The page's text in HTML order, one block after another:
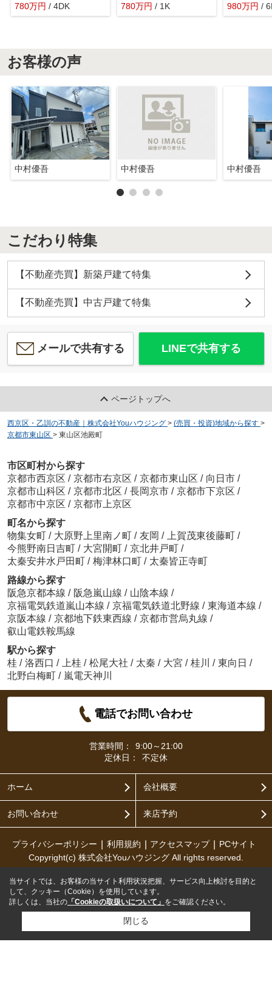
780万円 / 4DK
780万円 / 1K
980万円 /
お客様の声
中村優吾 中村優吾 中村優吾
こだわり特集
【不動産売買】新築戸建て特集
【不動産売買】中古戸建て特集
メールで共有する LINEで共有する
ページトップへ
西京区・乙訓の不動産｜株式会社Youハウジング > (売買・投資)地域から探す >
京都市東山区 > 東山区池殿町
市区町村から探す
京都市西京区 / 京都市右京区 / 京都市東山区 / 向日市 /
京都市山科区 / 京都市北区 / 長岡京市 / 京都市下京区 /
京都市中京区 / 京都市上京区
町名から探す
物集女町 / 大原野上里南ノ町 / 友岡 / 上賀茂東後藤町 /
今熊野南日吉町 / 大宮開町 / 京北井戸町 /
太秦安井水戸田町 / 梅津林口町 / 太秦皆正寺町
路線から探す
阪急京都本線 / 阪急嵐山線 / 山陰本線 /
京福電気鉄道嵐山本線 / 京福電気鉄道北野線 / 東海道本線 /
京阪本線 / 京都地下鉄東西線 / 京都市営烏丸線 /
叡山電鉄鞍馬線
駅から探す
桂 / 洛西口 / 上桂 / 松尾大社 / 太秦 / 大宮 / 桂川 / 東向日 /
北野白梅町 / 嵐電天神川
電話でお問い合わせ
営業時間：
9:00～21:00
定休日：
不定休
ホーム 会社概要
お問い合わせ 来店予約
プライバシーポリシー 利用規約 アクセスマップ
PCサイト
Copyright(c) 株式会社Youハウジング All rights reserved.
当サイトでは、お客様の当サイト利用状況把握、サービス向上検討を目的と
して、クッキー（Cookie）を使用しています。
詳しくは、当社の 「Cookieの取扱いについて」 をご確認ください。
閉じる